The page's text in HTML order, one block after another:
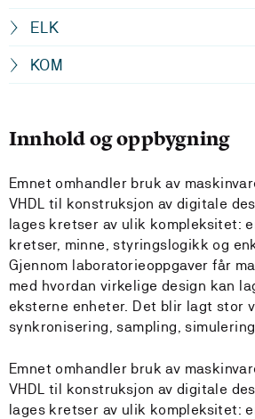
ELK
KOM
Innhold og oppbygning
Emnet omhandler bruk av
VHDL til konstruksjon av digitale
lages kretser av ulik kompleksitet:
kretser, minne, styringslogikk og
Gjennom laboratorieoppgaver får
med hvordan virkelige design kan
eksterne enheter. Det blir lagt stor
synkronisering, sampling,
Emnet omhandler bruk av
VHDL til konstruksjon av digitale
lages kretser av ulik kompleksitet: